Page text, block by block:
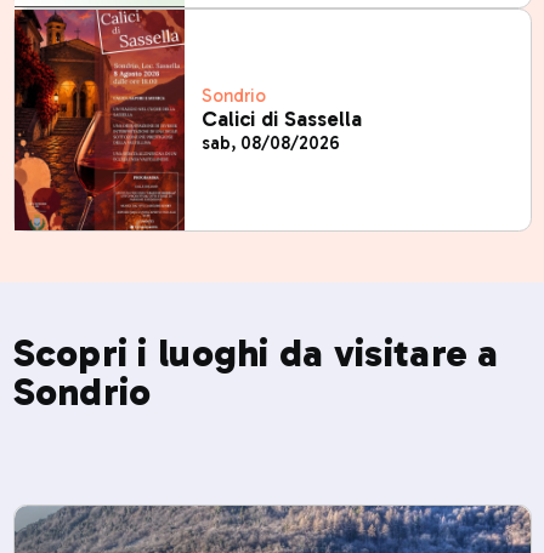
Sondrio
Calici di Sassella
sab, 08/08/2026
Scopri i luoghi da visitare a
Sondrio